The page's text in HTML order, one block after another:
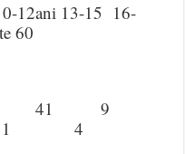
12ani 13-15 16-
60
41 9
11 4